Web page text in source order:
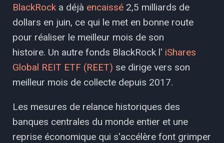
BlackRock a déjà encaissé 2,5 milliards de
dollars en juin, ce qui le met en bonne route
pour réaliser le meilleur mois de son
histoire. Un autre fonds BlackRock l' iShares
Global REIT ETF (REET) se dirige vers son
meilleur mois de collecte depuis 2017.
Les mesures de relance historiques des
banques centrales du monde entier et une
reprise économique qui s'accélère font grimper